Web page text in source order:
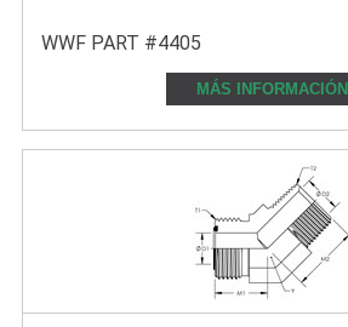
WWF PART #4405
MÁS INFORMACIÓN